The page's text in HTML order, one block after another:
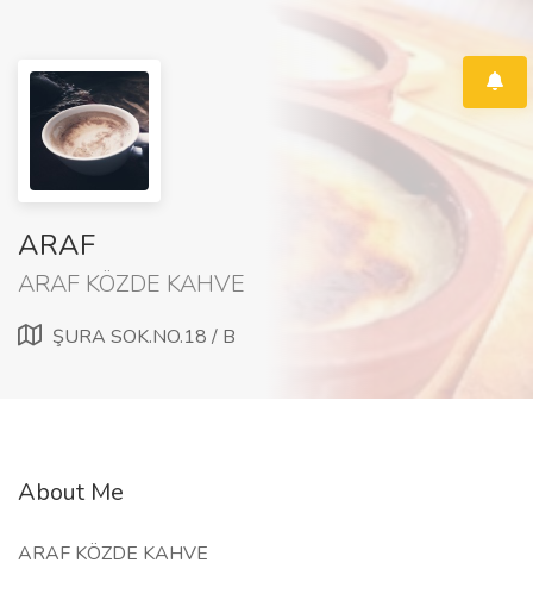
ARAF
ARAF KÖZDE KAHVE
ŞURA SOK.NO.18 / B
About Me
ARAF KÖZDE KAHVE